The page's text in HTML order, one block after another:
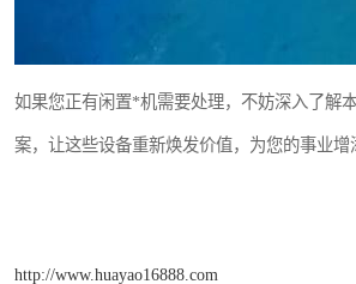
如果您正有闲置*机需要处理，不妨深入了解
案，让这些设备重新焕发价值，为您的事业增
http://www.huayao16888.com